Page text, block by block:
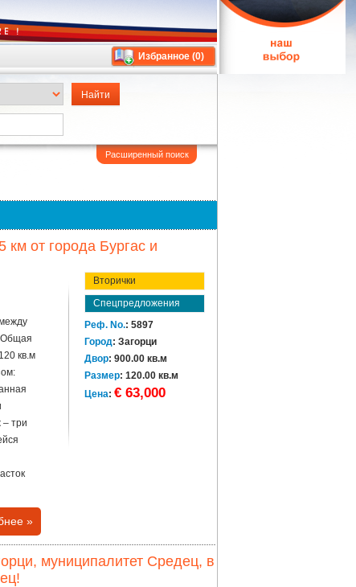
Избранное (0)
Расширенный поиск
от города Бургас и
Общая
кв.м
– три
»
Вторички
Спецпредложения
Реф. No.: 5897
Город: Загорци
Двор: 900.00 кв.м
Размер: 120.00 кв.м
Цена: € 63,000
муниципалитет Средец, в